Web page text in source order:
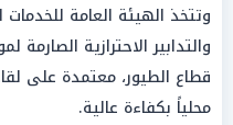
وتتخذ الهيئة العامة للخدمات
والتدابير الاحترازية
قطاع الطيور، معتمدة على
محلياً بكفاءة عالية.